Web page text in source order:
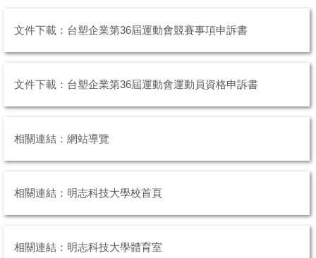
文件下載：台塑企業第36屆運動會競賽事項申訴書
文件下載：台塑企業第36屆運動會運動員資格申訴書
相關連結：網站導覽
相關連結：明志科技大學校首頁
相關連結：明志科技大學體育室